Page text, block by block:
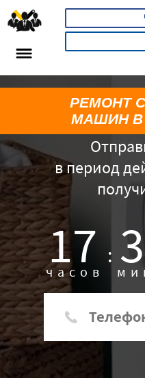
в период
17 :
часов
РЕМОНТ
МАШИН В